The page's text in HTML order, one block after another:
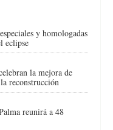
y homologadas
eclipse
la mejora de
reconstrucción
reunirá a 48